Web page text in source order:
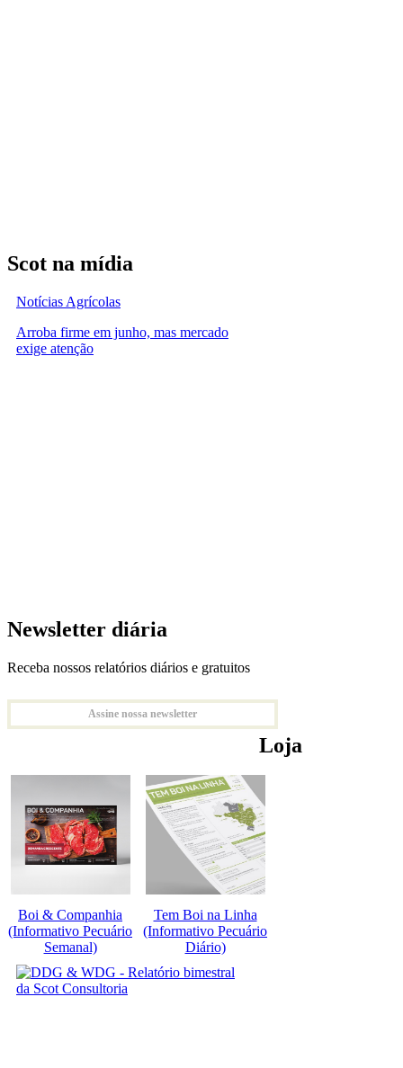
Scot na mídia
Notícias Agrícolas
Arroba firme em junho, mas mercado
exige atenção
Newsletter diária
Receba nossos relatórios diários e gratuitos
Assine nossa newsletter
Loja
Boi & Companhia
(Informativo Pecuário
Semanal)
Tem Boi na Linha
(Informativo Pecuário
Diário)